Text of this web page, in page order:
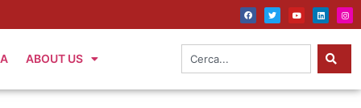
ABOUT US